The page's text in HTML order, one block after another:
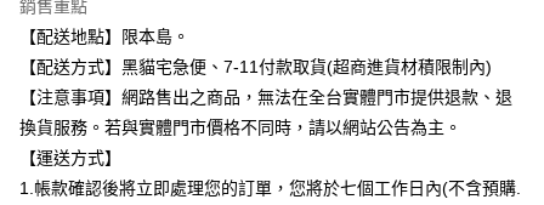
國泰世華商業銀行
臺灣中小企業銀行
匯豐（台灣）商業銀行
華泰商業銀行
聯邦商業銀行
遠東國際商業銀行
元大商業銀行
永豐商業銀行
台新國際商業銀行
台灣樂天信用卡公司
Apple Pay
街口支付
悠遊付
Google Pay
銷售重點
【配送地點】限本島。
【配送方式】黑貓宅急便、7-11付款取貨(超商進貨材積限制內)
【注意事項】網路售出之商品，無法在全台實體門市提供退款、退
換貨服務。若與實體門市價格不同時，請以網站公告為主。
【運送方式】
1.帳款確認後將立即處理您的訂單，您將於七個工作日內(不含預購.